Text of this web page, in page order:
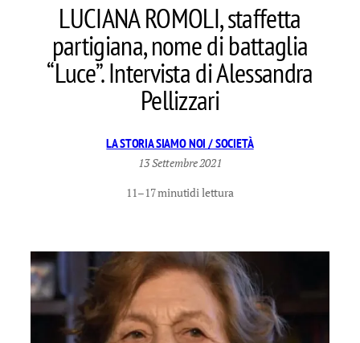
LUCIANA ROMOLI, staffetta
partigiana, nome di battaglia
“Luce”. Intervista di Alessandra
Pellizzari
LA STORIA SIAMO NOI / SOCIETÀ
13 Settembre 2021
11–17 minutidi lettura